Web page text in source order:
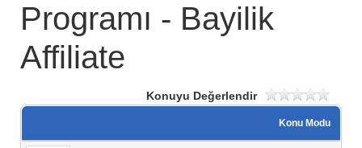
Programı - Bayilik
Affiliate
Konuyu Değerlendir
Konu Modu